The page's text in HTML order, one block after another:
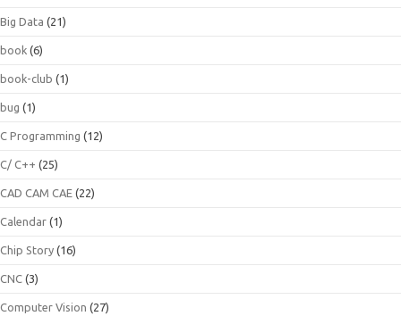
Big Data (21)
book (6)
book-club (1)
bug (1)
C Programming (12)
C/ C++ (25)
CAD CAM CAE (22)
Calendar (1)
Chip Story (16)
CNC (3)
Computer Vision (27)